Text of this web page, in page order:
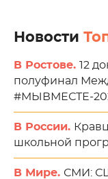
Новости
В Ростове. 12
полуфинал
#МЫВМЕСТЕ-
В России.
школьной
В Мире. СМИ: